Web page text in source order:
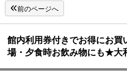
前のページへ
館内利用券付きでお得にお買
場・夕食時お飲み物にも★大